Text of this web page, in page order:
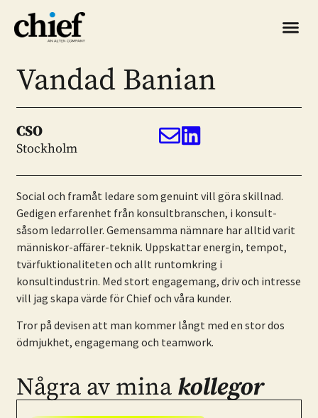
Vandad Banian
CSO
Stockholm
Social och framåt ledare som genuint vill göra skillnad.
Gedigen erfarenhet från konsultbranschen, i konsult-
såsom ledarroller. Gemensamma nämnare har alltid varit
människor-affärer-teknik. Uppskattar energin, tempot,
tvärfuktionaliteten och allt runtomkring i
konsultindustrin. Med stort engagemang, driv och intresse
vill jag skapa värde för Chief och våra kunder.
Tror på devisen att man kommer långt med en stor dos
ödmjukhet, engagemang och teamwork.
Några av mina kollegor